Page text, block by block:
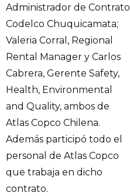
Administrador de Contrato
Codelco Chuquicamata;
Valeria Corral, Regional
Rental Manager y Carlos
Cabrera, Gerente Safety,
Health, Environmental
and Quality, ambos de
Atlas Copco Chilena.
Además participó todo el
personal de Atlas Copco
que trabaja en dicho
contrato.